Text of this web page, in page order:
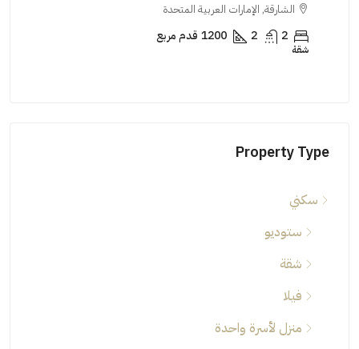
الشارقة, الإمارات العربية المتحدة
2
2
1200 قدم مربع
شقة
Property Type
سكني
ستوديو
شقة
فيلا
منزل لأسرة واحدة